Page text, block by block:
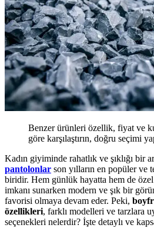
Benzer ürünleri özellik, fiyat ve
göre karşılaştırın, doğru seçimi
Kadın giyiminde rahatlık ve şıklığı bir
pantolonlar son yılların en popüler ve
biridir. Hem günlük hayatta hem de
imkanı sunarken modern ve şık bir
favorisi olmaya devam eder. Peki,
özellikleri, farklı modelleri ve tarzlara
seçenekleri nelerdir? İşte detaylı ve